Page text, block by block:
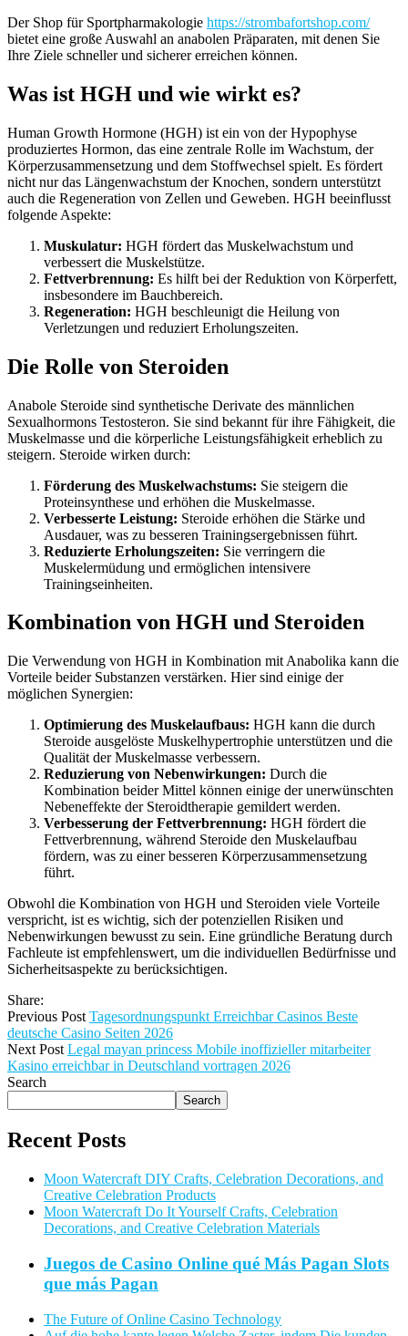
Der Shop für Sportpharmakologie https://strombafortshop.com/
bietet eine große Auswahl an anabolen Präparaten, mit denen Sie
Ihre Ziele schneller und sicherer erreichen können.
Was ist HGH und wie wirkt es?
Human Growth Hormone (HGH) ist ein von der Hypophyse
produziertes Hormon, das eine zentrale Rolle im Wachstum, der
Körperzusammensetzung und dem Stoffwechsel spielt. Es fördert
nicht nur das Längenwachstum der Knochen, sondern unterstützt
auch die Regeneration von Zellen und Geweben. HGH beeinflusst
folgende Aspekte:
Muskulatur: HGH fördert das Muskelwachstum und
verbessert die Muskelstütze.
Fettverbrennung: Es hilft bei der Reduktion von Körperfett,
insbesondere im Bauchbereich.
Regeneration: HGH beschleunigt die Heilung von
Verletzungen und reduziert Erholungszeiten.
Die Rolle von Steroiden
Anabole Steroide sind synthetische Derivate des männlichen
Sexualhormons Testosteron. Sie sind bekannt für ihre Fähigkeit, die
Muskelmasse und die körperliche Leistungsfähigkeit erheblich zu
steigern. Steroide wirken durch:
Förderung des Muskelwachstums: Sie steigern die
Proteinsynthese und erhöhen die Muskelmasse.
Verbesserte Leistung: Steroide erhöhen die Stärke und
Ausdauer, was zu besseren Trainingsergebnissen führt.
Reduzierte Erholungszeiten: Sie verringern die
Muskelermüdung und ermöglichen intensivere
Trainingseinheiten.
Kombination von HGH und Steroiden
Die Verwendung von HGH in Kombination mit Anabolika kann die
Vorteile beider Substanzen verstärken. Hier sind einige der
möglichen Synergien:
Optimierung des Muskelaufbaus: HGH kann die durch
Steroide ausgelöste Muskelhypertrophie unterstützen und die
Qualität der Muskelmasse verbessern.
Reduzierung von Nebenwirkungen: Durch die
Kombination beider Mittel können einige der unerwünschten
Nebeneffekte der Steroidtherapie gemildert werden.
Verbesserung der Fettverbrennung: HGH fördert die
Fettverbrennung, während Steroide den Muskelaufbau
fördern, was zu einer besseren Körperzusammensetzung
führt.
Obwohl die Kombination von HGH und Steroiden viele Vorteile
verspricht, ist es wichtig, sich der potenziellen Risiken und
Nebenwirkungen bewusst zu sein. Eine gründliche Beratung durch
Fachleute ist empfehlenswert, um die individuellen Bedürfnisse und
Sicherheitsaspekte zu berücksichtigen.
Share:
Previous Post Tagesordnungspunkt Erreichbar Casinos Beste
deutsche Casino Seiten 2026
Next Post Legal mayan princess Mobile inoffizieller mitarbeiter
Kasino erreichbar in Deutschland vortragen 2026
Search
Search
Recent Posts
Moon Watercraft DIY Crafts, Celebration Decorations, and
Creative Celebration Products
Moon Watercraft Do It Yourself Crafts, Celebration
Decorations, and Creative Celebration Materials
Juegos de Casino Online qué Más Pagan Slots
que más Pagan
The Future of Online Casino Technology